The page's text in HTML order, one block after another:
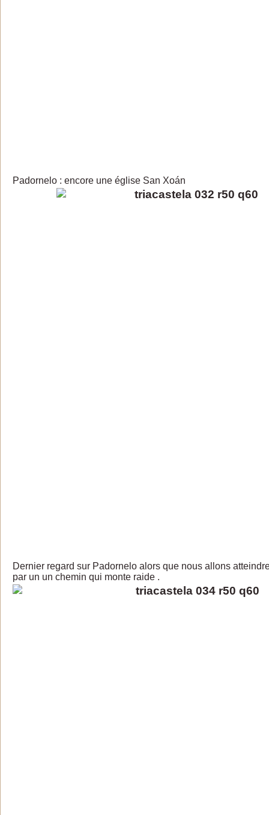
Padornelo : encore une église San Xoán
Dernier regard sur Padornelo alors que nous allons
par un un chemin qui monte raide .